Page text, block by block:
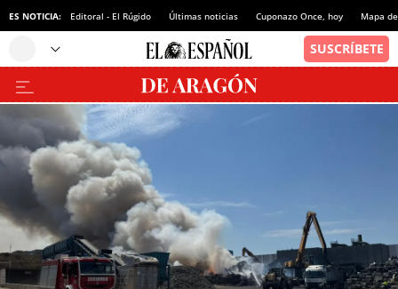
ES NOTICIA: Editoral - El Rúgido Últimas noticias Cuponazo Once, hoy Mapa